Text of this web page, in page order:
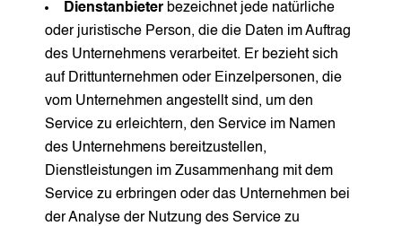
Dienstanbieter bezeichnet jede natürliche
oder juristische Person, die die Daten im Auftrag
des Unternehmens verarbeitet. Er bezieht sich
auf Drittunternehmen oder Einzelpersonen, die
vom Unternehmen angestellt sind, um den
Service zu erleichtern, den Service im Namen
des Unternehmens bereitzustellen,
Dienstleistungen im Zusammenhang mit dem
Service zu erbringen oder das Unternehmen bei
der Analyse der Nutzung des Service zu